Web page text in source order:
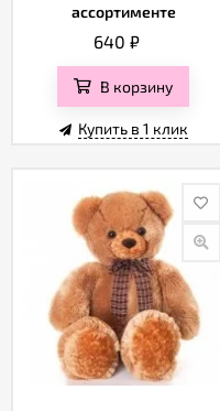
ассортименте
640₽
В корзину
Купить в 1 клик